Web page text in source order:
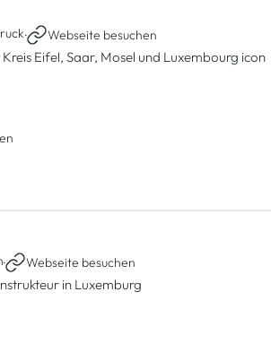
· Webseite besuchen
Eifel, Saar, Mosel und Luxembourg icon
· Webseite besuchen
in Luxemburg